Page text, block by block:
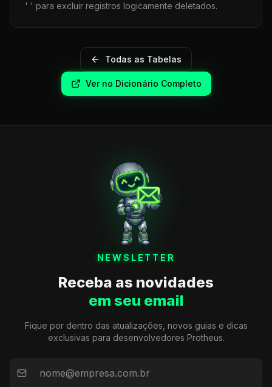
' ' para excluir registros logicamente deletados.
Todas as Tabelas
Ver no Dicionário Completo
NEWSLETTER
Receba as novidades
em seu email
Fique por dentro das atualizações, novos guias e dicas
exclusivas para desenvolvedores Protheus.